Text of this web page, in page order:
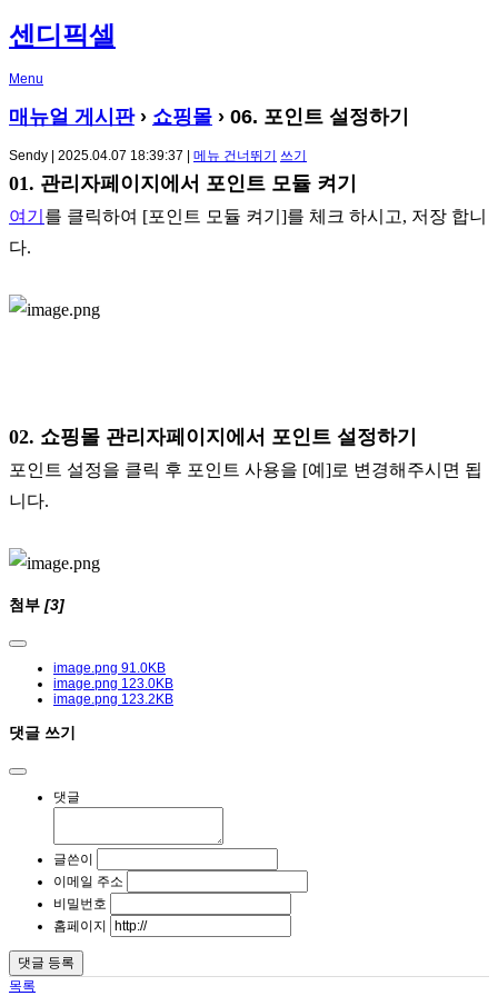
센디픽셀
Menu
매뉴얼 게시판› 쇼핑몰 › 06. 포인트 설정하기
Sendy | 2025.04.07 18:39:37 | 메뉴 건너뛰기 쓰기
01. 관리자페이지에서 포인트 모듈 켜기
여기 를 클릭하여 [포인트 모듈 켜기]를 체크 하시고, 저장 합니
다.
02. 쇼핑몰 관리자페이지에서 포인트 설정하기
포인트 설정을 클릭 후 포인트 사용을 [예]로 변경해주시면 됩
니다.
첨부 [3]
image.png 91.0KB
image.png 123.0KB
image.png 123.2KB
댓글 쓰기
댓글
글쓴이
이메일 주소
비밀번호
홈페이지
목록